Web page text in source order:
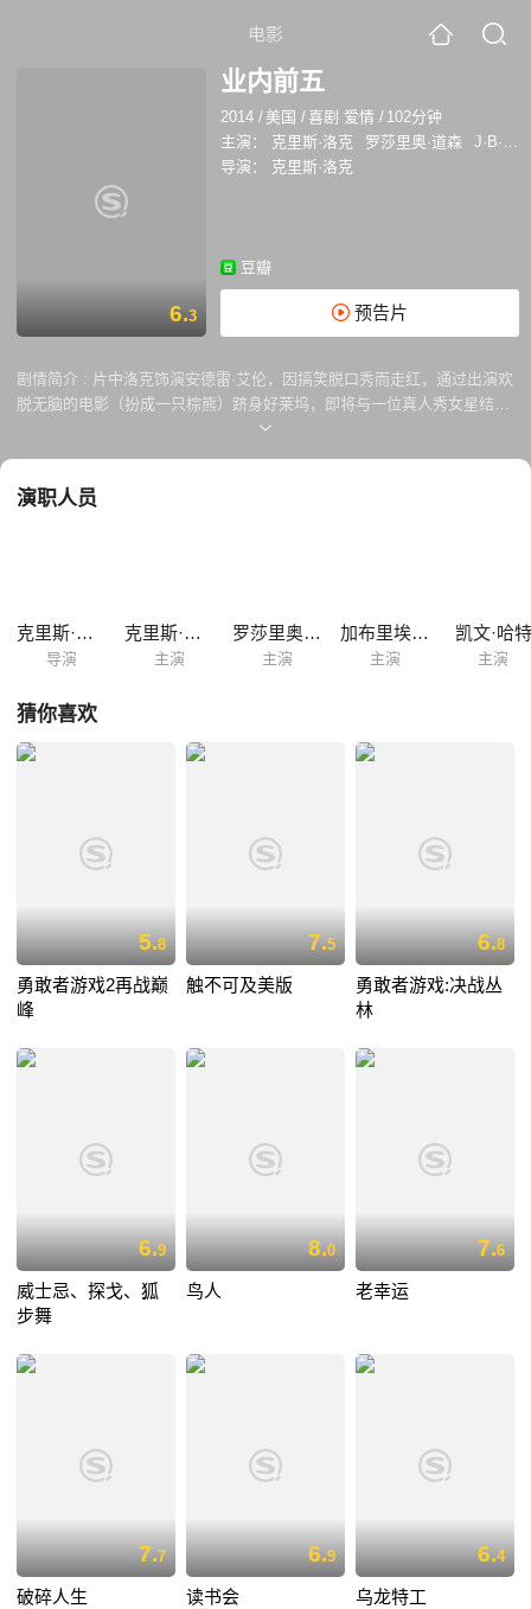
电影
6.3
业内前五
2014 / 美国 /喜剧 爱情 / 102分钟
主演：
克里斯·洛克 罗莎里奥·道森
J·B·斯穆夫
导演：
克里斯·洛克
豆瓣
预告片
剧情简介 : 片中洛克饰演安德雷·艾伦，因搞笑脱口秀而走红，通过出演欢
脱无脑的电影（扮成一只棕熊）跻身好莱坞，即将与一位真人秀女星结
婚。未婚妻希望将他们的婚礼在她的真人秀节目中直播，经理人则告诉他
锐问题，则迫使他重新审视自己的过去，自己的生活和事业。两人在朝夕
演职人员
克里斯·洛克
导演
克里斯·洛克
主演
罗莎里奥·道森
主演
加布里埃尔·尤尼恩
主演
凯文·哈特
主演
猜你喜欢
5.8
勇敢者游戏2再战巅
峰
7.5
触不可及美版
6.8
勇敢者游戏:决战丛
林
6.9
威士忌、探戈、狐
步舞
8.0
鸟人
7.6
老幸运
7.7
破碎人生
6.9
读书会
6.4
乌龙特工